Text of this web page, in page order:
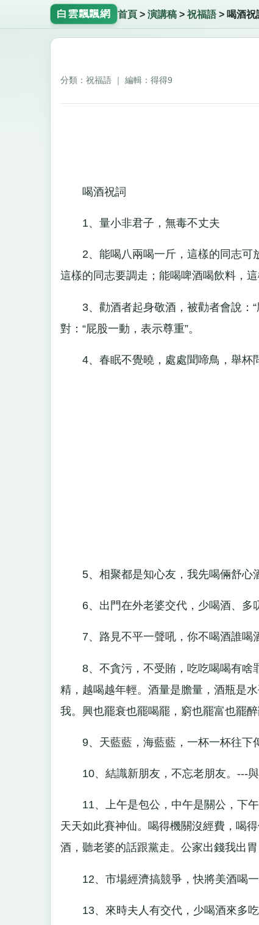
白雲飄飄網 首頁> 演講稿> 祝福語> 喝酒祝
分類：祝福語 ｜ 編輯：得得9
喝酒祝詞
1、量小非君子，無毒不丈夫
2、能喝八兩喝一斤，這樣的同志可放
這樣的同志要調走；能喝啤酒喝飲料，這
3、勸酒者起身敬酒，被勸者會說：“
對：“屁股一動，表示尊重”。
4、春眠不覺曉，處處聞啼鳥，舉杯
5、相聚都是知心友，我先喝倆舒心
6、出門在外老婆交代，少喝酒、多叨
7、路見不平一聲吼，你不喝酒誰喝
8、不貪污，不受賄，吃吃喝喝有啥
精，越喝越年輕。酒量是膽量，酒瓶是
我。興也罷衰也罷喝罷，窮也罷富也罷醉
9、天藍藍，海藍藍，一杯一杯往下
10、結識新朋友，不忘老朋友。---與
11、上午是包公，中午是關公，下午
天天如此賽神仙。喝得機關沒經費，喝
酒，聽老婆的話跟黨走。公家出錢我出胃
12、市場經濟搞競爭，快將美酒喝一
13、來時夫人有交代，少喝酒來多吃